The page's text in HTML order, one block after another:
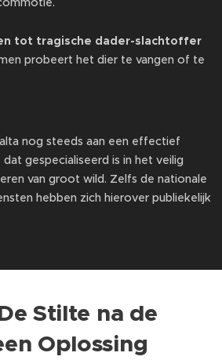
tot tragische dader-slachtoffer
probeert het dier te vangen of te
nog steeds aan een effectief
dat gespecialiseerd is in het veilig
van groot wild. Zelfs de nationale
hebben zich hierover publiekelijk
Stilte na de
Oplossing